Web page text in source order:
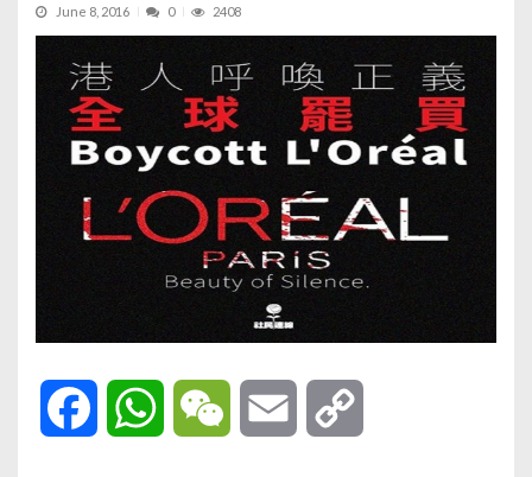
June 8, 2016 0 2408
Facebook WhatsAppWeChat Email